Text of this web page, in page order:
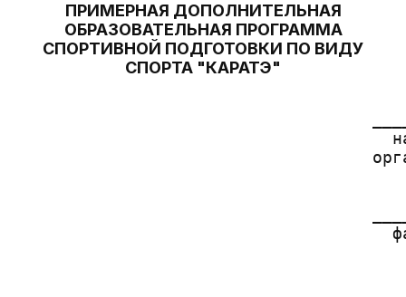
ПРИМЕРНАЯ ДОПОЛНИТЕЛЬНАЯ
ОБРАЗОВАТЕЛЬНАЯ ПРОГРАММА
СПОРТИВНОЙ ПОДГОТОВКИ ПО ВИДУ
СПОРТА "КАРАТЭ"